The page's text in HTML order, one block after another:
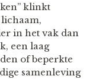
klinkt
in het vak dan
een laag
of beperkte
samenleving